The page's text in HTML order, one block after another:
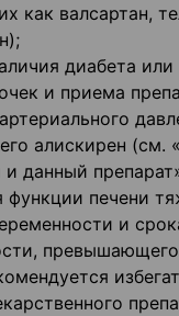
как валсартан,
диабета
и приема
алискирен (см.
и данный
функции печени
и